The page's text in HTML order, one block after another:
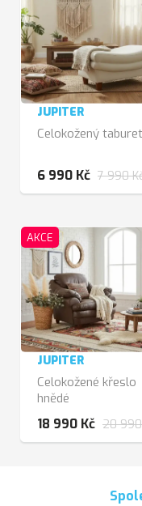
JUPITER
Celokožený taburet
6 990 Kč 7 990
AKCE
JUPITER
Celokožené křeslo
hnědé
18 990 Kč 20